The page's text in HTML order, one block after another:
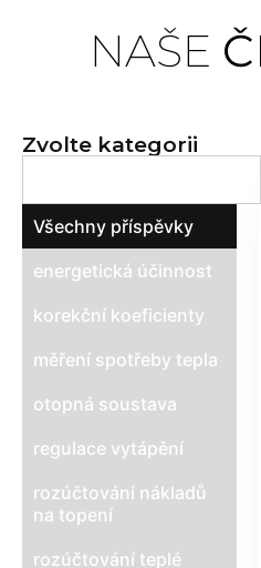
pro
NAŠE
Zvolte kategorii
energetická účinnost
korekční koeficienty
měření spotřeby tepla
otopná soustava
regulace vytápění
rozúčtování nákladů
na topení
rozúčtování teplé
Všechny příspěvky